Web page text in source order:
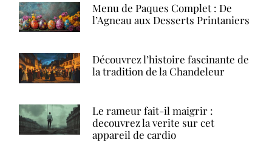
Menu de Paques Complet : De
l’Agneau aux Desserts Printaniers
Découvrez l’histoire fascinante de
la tradition de la Chandeleur
Le rameur fait-il maigrir :
decouvrez la verite sur cet
appareil de cardio